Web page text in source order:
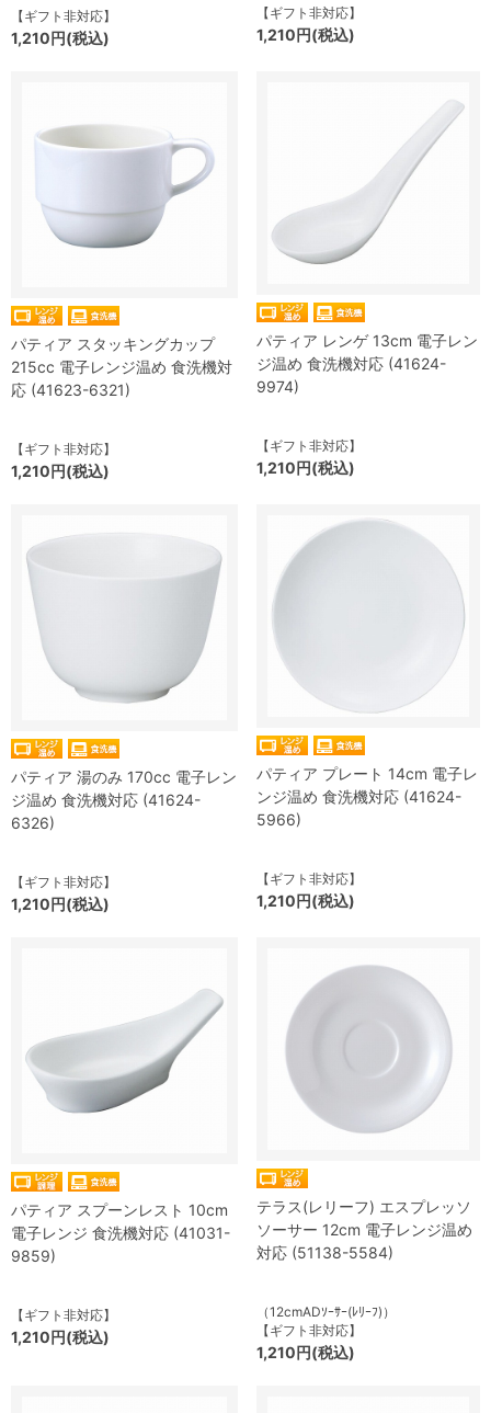
【ギフト非対応】
1,210円(税込)
【ギフト非対応】
1,210円(税込)
パティア スタッキングカップ
215cc 電子レンジ温め 食洗機対
応 (41623-6321)
【ギフト非対応】
1,210円(税込)
パティア レンゲ 13cm 電子レン
ジ温め 食洗機対応 (41624-
9974)
【ギフト非対応】
1,210円(税込)
パティア 湯のみ 170cc 電子レン
ジ温め 食洗機対応 (41624-
6326)
【ギフト非対応】
1,210円(税込)
パティア プレート 14cm 電子レ
ンジ温め 食洗機対応 (41624-
5966)
【ギフト非対応】
1,210円(税込)
パティア スプーンレスト 10cm
電子レンジ 食洗機対応 (41031-
9859)
【ギフト非対応】
1,210円(税込)
テラス(レリーフ) エスプレッソ
ソーサー 12cm 電子レンジ温め
対応 (51138-5584)
（12cmADｿｰｻｰ(ﾚﾘｰﾌ)）
【ギフト非対応】
1,210円(税込)